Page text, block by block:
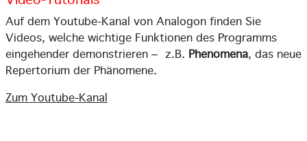
Auf dem Youtube-Kanal von Analogon finden Sie
Videos, welche wichtige Funktionen des Programms
eingehender demonstrieren – z.B. Phenomena, das neue
Repertorium der Phänomene.
Zum Youtube-Kanal